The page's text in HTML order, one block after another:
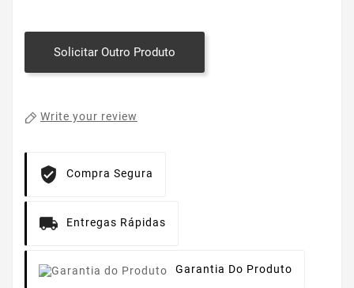
Solicitar Outro Produto
Write your review
Compra Segura
Entregas Rápidas
Garantia Do Produto